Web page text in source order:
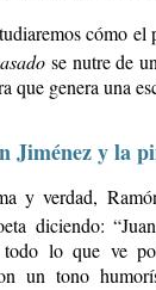
cómo el
se nutre de
que genera una
Jiménez y la
y verdad,
diciendo:
todo lo que ve
un tono